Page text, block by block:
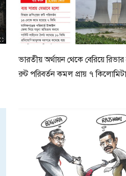
ভারতীয় অর্থায়ন থেকে বেরিয়ে রিভার
রুট পরিবর্তন কমল প্রায় ৭